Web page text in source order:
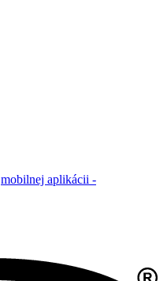
mobilnej aplikácii -